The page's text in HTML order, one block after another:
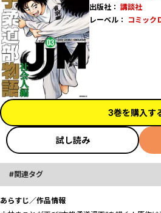
出版社： 講談社
レーベル：
コミック
3巻を購入す
試し読み
関連タグ
あらすじ／作品情報